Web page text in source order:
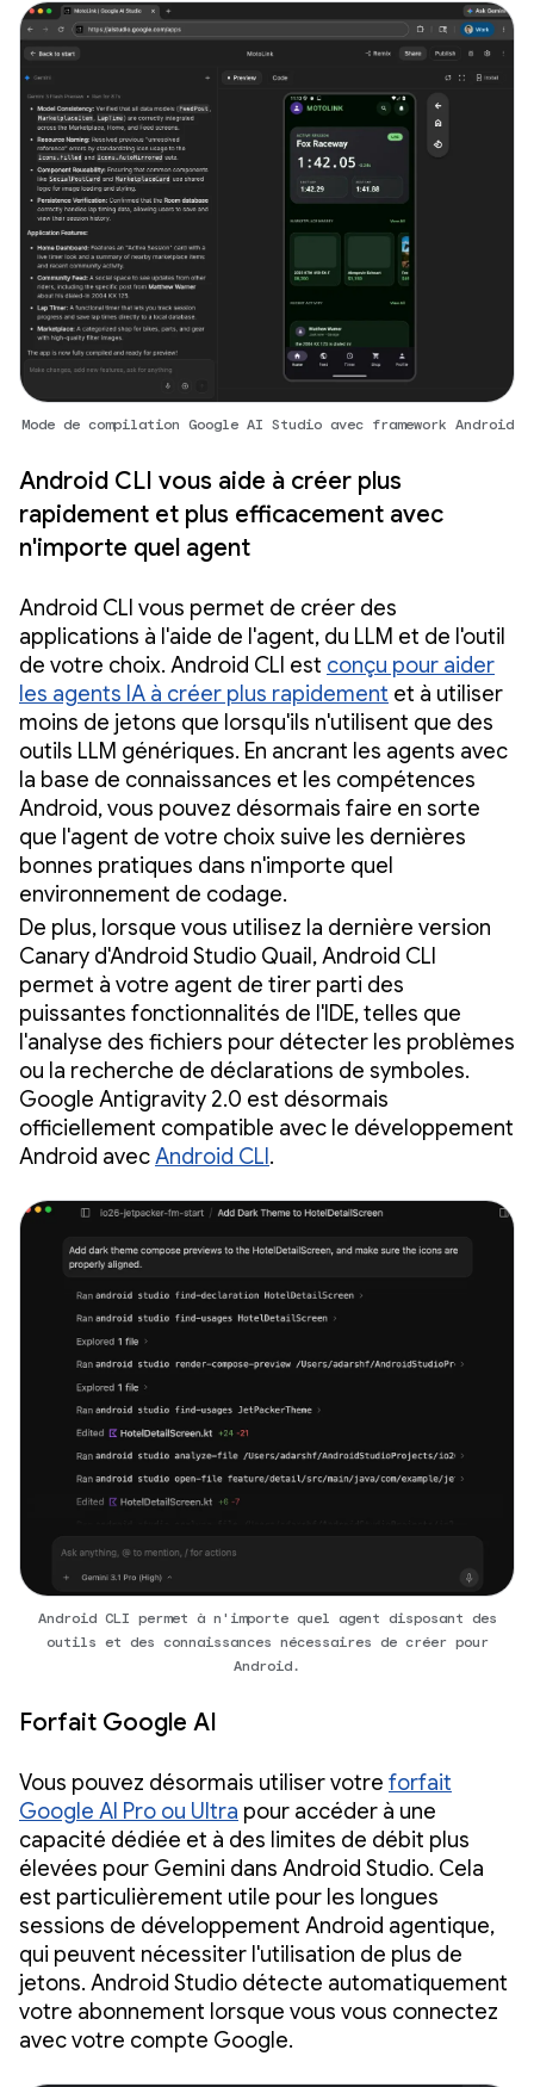
Mode de compilation Google AI Studio avec framework Android
Android CLI vous aide à créer plus
rapidement et plus efficacement avec
n'importe quel agent
Android CLI vous permet de créer des
applications à l'aide de l'agent, du LLM et de l'outil
de votre choix. Android CLI est conçu pour aider
les agents IA à créer plus rapidement et à utiliser
moins de jetons que lorsqu'ils n'utilisent que des
outils LLM génériques. En ancrant les agents avec
la base de connaissances et les compétences
Android, vous pouvez désormais faire en sorte
que l'agent de votre choix suive les dernières
bonnes pratiques dans n'importe quel
environnement de codage.
De plus, lorsque vous utilisez la dernière version
Canary d'Android Studio Quail, Android CLI
permet à votre agent de tirer parti des
puissantes fonctionnalités de l'IDE, telles que
l'analyse des fichiers pour détecter les problèmes
ou la recherche de déclarations de symboles.
Google Antigravity 2.0 est désormais
officiellement compatible avec le développement
Android avecAndroid CLI .
Android CLI permet à n'importe quel agent disposant des
outils et des connaissances nécessaires de créer pour
Android.
Forfait Google AI
Vous pouvez désormais utiliser votre forfait
Google AI Pro ou Ultra pour accéder à une
capacité dédiée et à des limites de débit plus
élevées pour Gemini dans Android Studio. Cela
est particulièrement utile pour les longues
sessions de développement Android agentique,
qui peuvent nécessiter l'utilisation de plus de
jetons. Android Studio détecte automatiquement
votre abonnement lorsque vous vous connectez
avec votre compte Google.